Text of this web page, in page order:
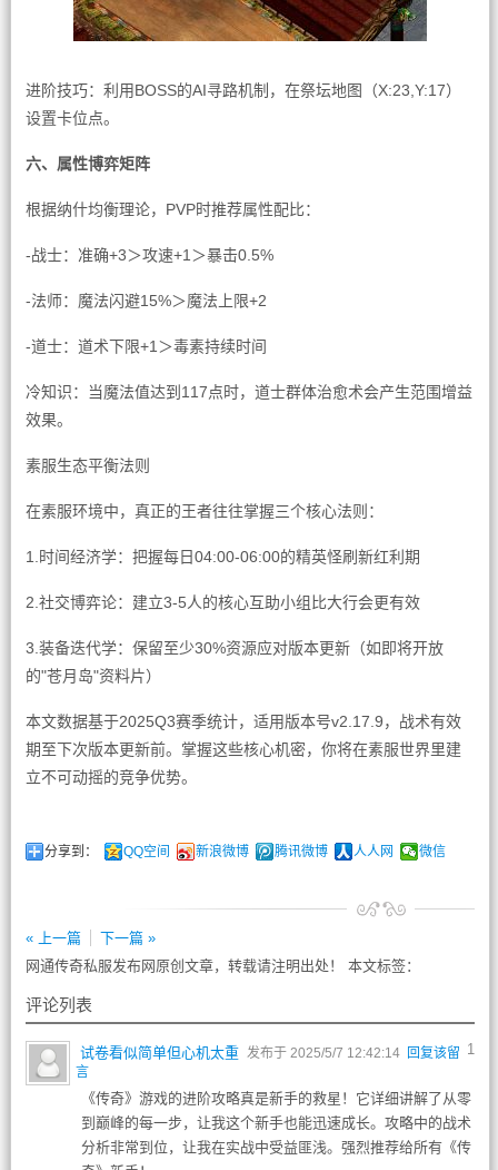
进阶技巧：利用BOSS的AI寻路机制，在祭坛地图（X:23,Y:17）
设置卡位点。
六、属性博弈矩阵
根据纳什均衡理论，PVP时推荐属性配比：
-战士：准确+3＞攻速+1＞暴击0.5%
-法师：魔法闪避15%＞魔法上限+2
-道士：道术下限+1＞毒素持续时间
冷知识：当魔法值达到117点时，道士群体治愈术会产生范围增益
效果。
素服生态平衡法则
在素服环境中，真正的王者往往掌握三个核心法则：
1.时间经济学：把握每日04:00-06:00的精英怪刷新红利期
2.社交博弈论：建立3-5人的核心互助小组比大行会更有效
3.装备迭代学：保留至少30%资源应对版本更新（如即将开放
的"苍月岛"资料片）
本文数据基于2025Q3赛季统计，适用版本号v2.17.9，战术有效
期至下次版本更新前。掌握这些核心机密，你将在素服世界里建
立不可动摇的竞争优势。
分享到： QQ空间 新浪微博 腾讯微博 人人网 微信
« 上一篇
下一篇 »
网通传奇私服发布网原创文章，转载请注明出处！ 本文标签：
评论列表
1
试卷看似简单但心机太重 发布于 2025/5/7 12:42:14 回复该留
言
《传奇》游戏的进阶攻略真是新手的救星！它详细讲解了从零
到巅峰的每一步，让我这个新手也能迅速成长。攻略中的战术
分析非常到位，让我在实战中受益匪浅。强烈推荐给所有《传